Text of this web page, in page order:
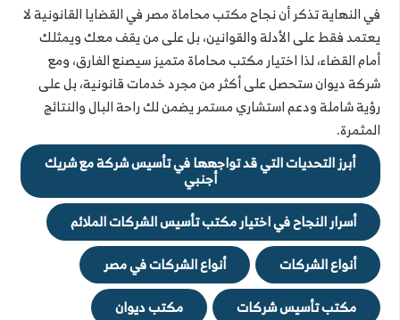
في النهاية تذكر أن نجاح مكتب محاماة مصر في القضايا القانونية لا
يعتمد فقط على الأدلة والقوانين، بل على من يقف معك ويمثلك
أمام القضاء، لذا اختيار مكتب محاماة متميز سيصنع الفارق، ومع
شركة ديوان ستحصل على أكثر من مجرد خدمات قانونية، بل على
رؤية شاملة ودعم استشاري مستمر يضمن لك راحة البال والنتائج
المثمرة.
أبرز التحديات التي قد تواجهها في تأسيس شركة مع شريك
أجنبي
أسرار النجاح في اختيار مكتب تأسيس الشركات الملائم
أنواع الشركات
أنواع الشركات في مصر
مكتب تأسيس شركات
مكتب ديوان